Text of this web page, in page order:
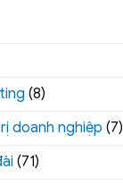
(8)
doanh nghiệp (7)
(71)